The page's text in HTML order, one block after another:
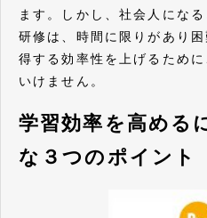
ます。しかし、社会人にな
研修は、時間に限りがあり
得する効率性を上げるため
いけません。
学習効率を高める
な３つのポイント